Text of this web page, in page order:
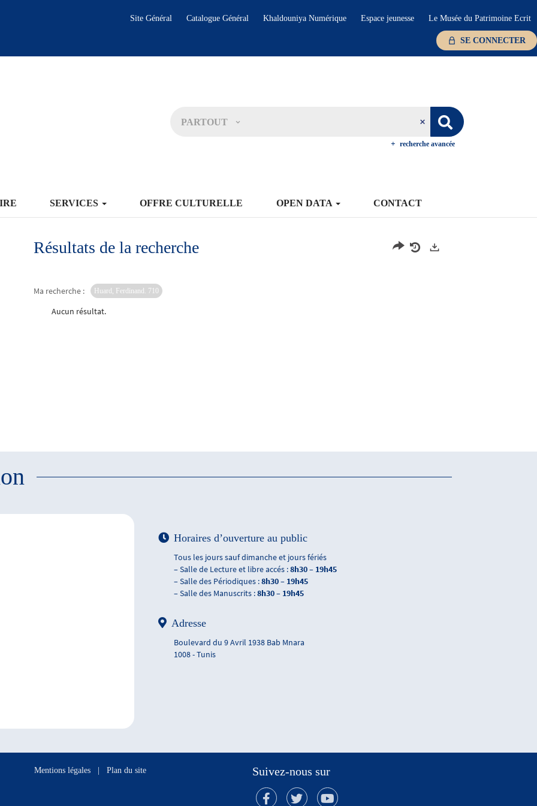
Site Général Catalogue Général Khaldouniya Numérique Espace jeunesse Le Musée du Patrimoine Ecrit
SE CONNECTER
PARTOUT
recherche avancée
SERVICES OFFRE CULTURELLE OPEN DATA CONTACT
Résultats de la recherche
Ma recherche : Huard, Ferdinand. 710
Aucun résultat.
Horaires d’ouverture au public
Tous les jours sauf dimanche et jours fériés
– Salle de Lecture et libre accés :8h30 – 19h45
– Salle des Périodiques :8h30 – 19h45
– Salle des Manuscrits :8h30 – 19h45
Adresse
Boulevard du 9 Avril 1938 Bab Mnara
1008 - Tunis
Mentions légales Plan du site Suivez-nous sur